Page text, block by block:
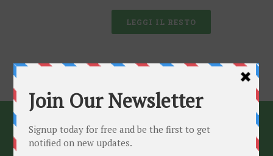
LEGGI IL RESTO